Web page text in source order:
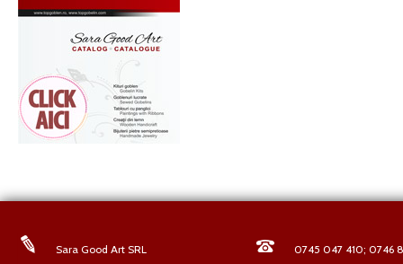
Sara Good Art SRL 0745 047 410; 0746